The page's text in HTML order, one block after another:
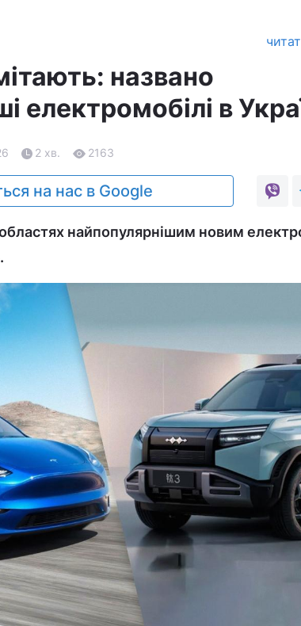
названо
електромобілі в
2 хв. 2163
на нас в Google
областях найпопулярнішим новим